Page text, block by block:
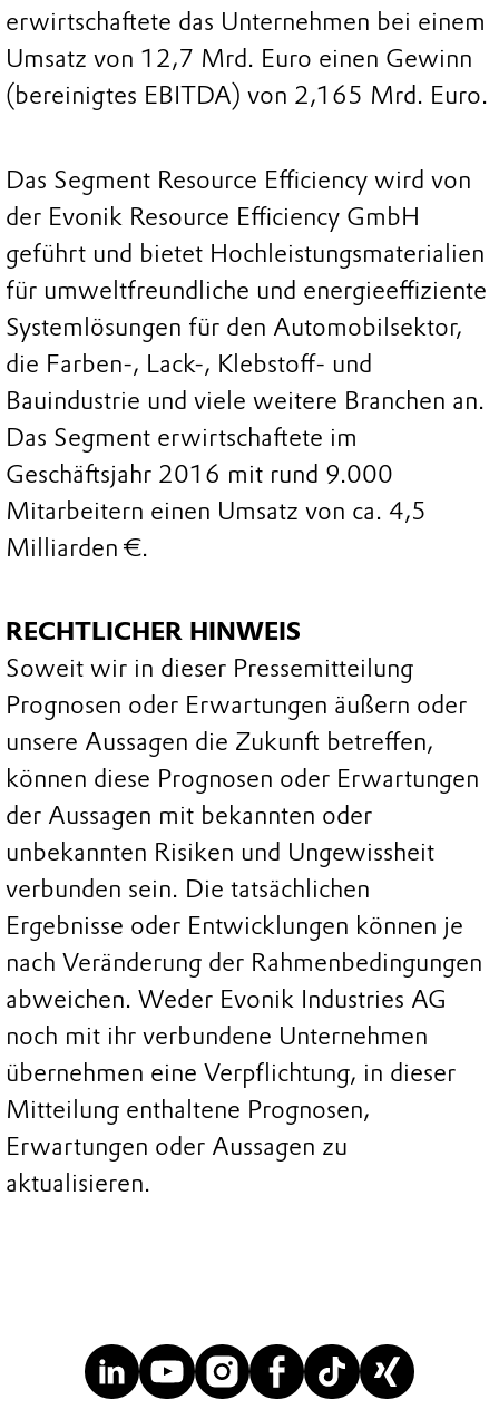
erwirtschaftete das Unternehmen bei einem
Umsatz von 12,7 Mrd. Euro einen Gewinn
(bereinigtes EBITDA) von 2,165 Mrd. Euro.
Das Segment Resource Efficiency wird von
der Evonik Resource Efficiency GmbH
geführt und bietet Hochleistungsmaterialien
für umweltfreundliche und energieeffiziente
Systemlösungen für den Automobilsektor,
die Farben-, Lack-, Klebstoff- und
Bauindustrie und viele weitere Branchen an.
Das Segment erwirtschaftete im
Geschäftsjahr 2016 mit rund 9.000
Mitarbeitern einen Umsatz von ca. 4,5
Milliarden €.
RECHTLICHER HINWEIS
Soweit wir in dieser Pressemitteilung
Prognosen oder Erwartungen äußern oder
unsere Aussagen die Zukunft betreffen,
können diese Prognosen oder Erwartungen
der Aussagen mit bekannten oder
unbekannten Risiken und Ungewissheit
verbunden sein. Die tatsächlichen
Ergebnisse oder Entwicklungen können je
nach Veränderung der Rahmenbedingungen
abweichen. Weder Evonik Industries AG
noch mit ihr verbundene Unternehmen
übernehmen eine Verpflichtung, in dieser
Mitteilung enthaltene Prognosen,
Erwartungen oder Aussagen zu
aktualisieren.